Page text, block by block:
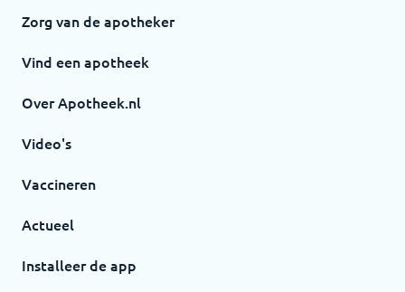
Zorg van de apotheker
Vind een apotheek
Over Apotheek.nl
Video's
Vaccineren
Actueel
Installeer de app